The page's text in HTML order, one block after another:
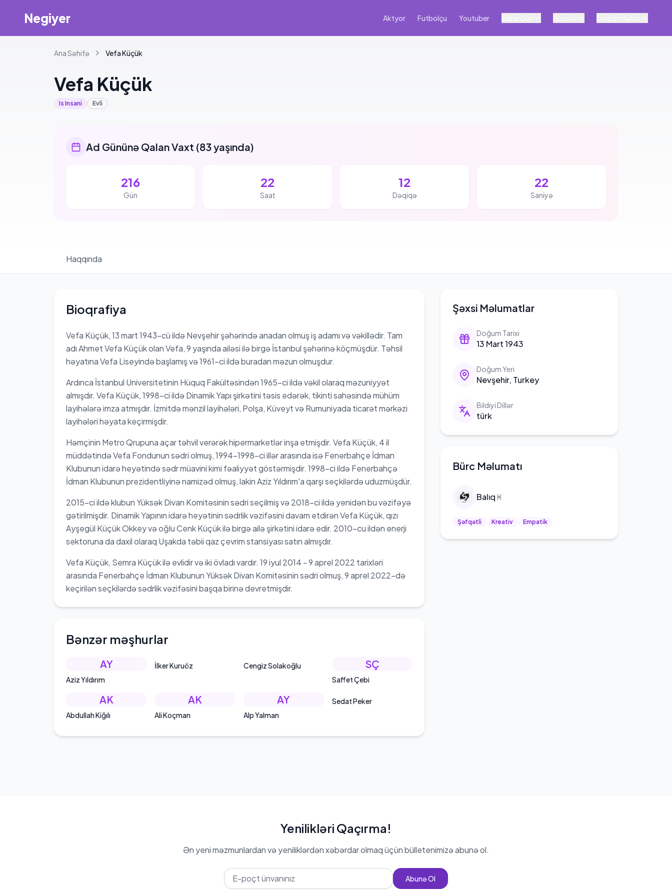
Negiyer Aktyor Futbolçu Youtuber
Ana Səhifə VefaKüçük
Vefa Küçük
Is Insani Evli
Ad Gününə Qalan Vaxt (83 yaşında)
216
Gün
22
Saat
12
Dəqiqə
21
Saniyə
Haqqında
Şəxsi Məlumatlar
Doğum Tarixi
13 Mart 1943
Doğum Yeri
Nevşehir, Turkey
Bildiyi Dillər
türk
Bürc Məlumatı
Balıq♓
Şəfqətli Kreativ Empatik
Bioqrafiya
Vefa Küçük, 13 mart 1943-cü ildə Nevşehir şəhərində anadan olmuş iş adamı və vəkillədir. Tam
adı Ahmet Vefa Küçük olan Vefa, 9 yaşında ailəsi ilə birgə İstanbul şəhərinə köçmüşdür. Təhsil
həyatına Vefa Liseyində başlamış və 1961-ci ildə buradan məzun olmuşdur.
Ardınca İstanbul Universitetinin Hüquq Fakültəsindən 1965-ci ildə vəkil olaraq məzuniyyət
almışdır. Vefa Küçük, 1998-ci ildə Dinamik Yapı şirkətini təsis edərək, tikinti sahəsində mühüm
layihələrə imza atmışdır. İzmitdə mənzil layihələri, Polşa, Küveyt və Rumuniyada ticarət mərkəzi
layihələri həyata keçirmişdir.
Həmçinin Metro Qrupuna açar təhvil verərək hipermarketlər inşa etmişdir. Vefa Küçük, 4 il
müddətində Vefa Fondunun sədri olmuş, 1994-1998-ci illər arasında isə Fenerbahçe İdman
Klubunun idarə heyətində sədr müavini kimi fəaliyyət göstərmişdir. 1998-ci ildə Fenerbahçə
İdman Klubunun prezidentliyinə namizəd olmuş, lakin Aziz Yıldırım'a qarşı seçkilərdə uduzmüşdür.
2015-ci ildə klubun Yüksək Divan Komitəsinin sədri seçilmiş və 2018-ci ildə yenidən bu vəzifəyə
gətirilmişdir. Dinamik Yapının idarə heyətinin sədrlik vəzifəsini davam etdirən Vefa Küçük, qızı
Ayşegül Küçük Okkey və oğlu Cenk Küçük ilə birgə ailə şirkətini idarə edir. 2010-cu ildən enerji
sektoruna da daxil olaraq Uşakda təbii qaz çevrim stansiyası satın almışdır.
Vefa Küçük, Semra Küçük ilə evlidir və iki övladı vardır. 19 iyul 2014 - 9 aprel 2022 tarixləri
arasında Fenerbahçe İdman Klubunun Yüksək Divan Komitəsinin sədri olmuş, 9 aprel 2022-də
keçirilən seçkilərdə sədrlik vəzifəsini başqa birinə devretmişdir.
Bənzər məşhurlar
AY
Aziz Yıldırım
İlker Kuruöz Cengiz Solakoğlu SÇ
Saffet Çebi
AK
Abdullah Kiğılı
AK
Ali Koçman
AY
Alp Yalman
Sedat Peker
Yenilikləri Qaçırma!
Ən yeni məzmunlardan və yeniliklərdən xəbərdar olmaq üçün bülletenimizə abunə ol.
Abunə Ol